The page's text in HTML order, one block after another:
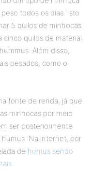
todos os dias. Isto
5 quilos de minhocas
cinco quilos de material
Além disso,
pesados, como o
fonte de renda, já que
minhocas por meio
ser posteriormente
humus. Na internet, por
de humus sendo